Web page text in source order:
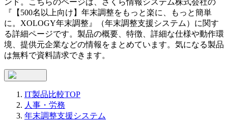
ンド。こちらのページは、
さくら情報システム株式会社の
『 【500名以上向け】年末調整をもっと楽に、もっと簡単
に。 XOLOGY年末調整 』（年末調整支援システム ）に関す
る詳細ページです。製品の概要、特徴、詳細な仕様や動作環
境、提供元企業などの情報をまとめています。気になる製品
は無料で資料請求できます。
IT製品比較TOP
人事・労務
年末調整支援システム